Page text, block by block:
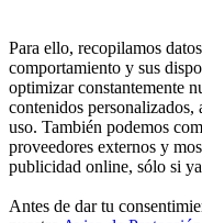
Para ello, recopilamos
comportamiento y sus
optimizar constantemente
contenidos personalizados,
uso. También podemos
proveedores externos y
publicidad online, sólo si
Antes de dar tu